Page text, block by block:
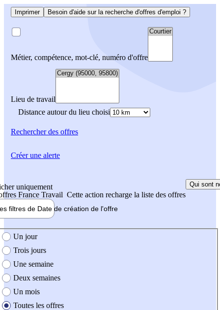
Imprimer Besoin d'aide sur la recherche d'offres d'emploi ?
Métier, compétence, mot-clé, numéro d'offre
Lieu de travail
Distance autour du lieu choisi
Rechercherdes offres
uniquement
France Travail Cette action recharge la liste des offres
Qui sont
filtres de Date de création de l'offre
création de l'offre
Un jour
Trois jours
Une semaine
Deux semaines
Un mois
Toutes les offres
Créer une alerte